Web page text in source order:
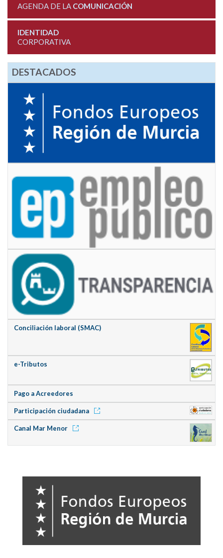
AGENDA DE LA COMUNICACIÓN
IDENTIDAD
CORPORATIVA
DESTACADOS
Conciliación laboral (SMAC)
e-Tributos
Pago a Acreedores
Participación ciudadana
Canal Mar Menor